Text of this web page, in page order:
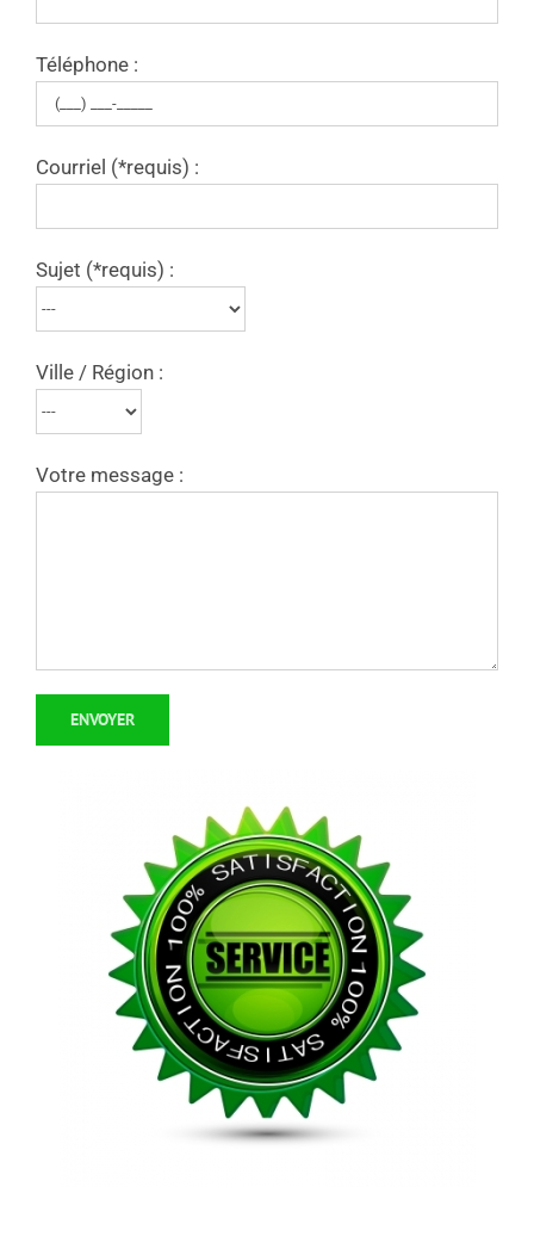
Téléphone :
Courriel (*requis) :
Sujet (*requis) :
Ville / Région :
Votre message :